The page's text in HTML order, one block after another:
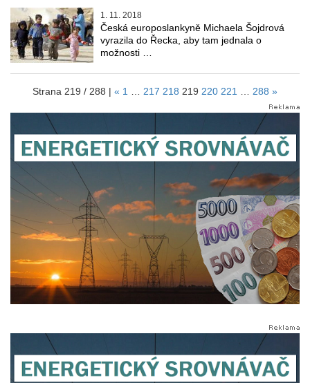
1. 11. 2018
Česká europoslankyně Michaela Šojdrová
vyrazila do Řecka, aby tam jednala o
možnosti …
Strana 219 / 288 | « 1 217 218 219 220 221 288 »